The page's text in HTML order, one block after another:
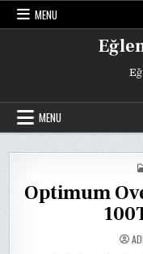
Skip
MENU
MENU
Optimum